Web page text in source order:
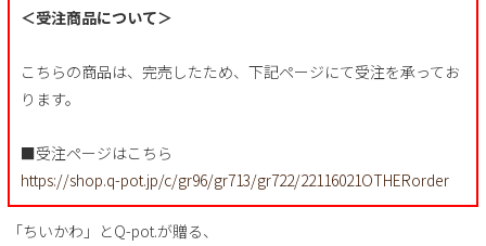
＜受注商品について＞
こちらの商品は、完売したため、下記ページにて受注を承ってお
ります。
■受注ページはこちら
https://shop.q-pot.jp/c/gr96/gr713/gr722/22116021OTHERorder
「ちいかわ」とQ-pot.が贈る、